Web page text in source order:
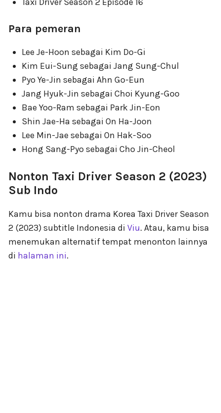
Para pemeran
Lee Je-Hoon sebagai Kim Do-Gi
Kim Eui-Sung sebagai Jang Sung-Chul
Pyo Ye-Jin sebagai Ahn Go-Eun
Jang Hyuk-Jin sebagai Choi Kyung-Goo
Bae Yoo-Ram sebagai Park Jin-Eon
Shin Jae-Ha sebagai On Ha-Joon
Lee Min-Jae sebagai On Hak-Soo
Hong Sang-Pyo sebagai Cho Jin-Cheol
Nonton Taxi Driver Season 2 (2023)
Sub Indo
Kamu bisa nonton drama Korea Taxi Driver Season
2 (2023) subtitle Indonesia di Viu. Atau, kamu bisa
menemukan alternatif tempat menonton lainnya
di halaman ini.